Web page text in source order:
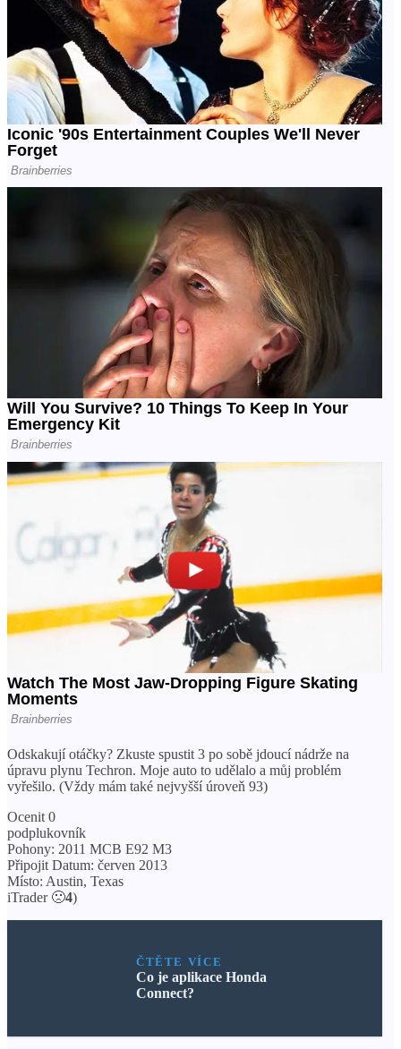
Odskakují otáčky? Zkuste spustit 3 po sobě jdoucí nádrže na
úpravu plynu Techron. Moje auto to udělalo a můj problém
vyřešilo. (Vždy mám také nejvyšší úroveň 93)
Ocenit 0
podplukovník
Pohony: 2011 MCB E92 M3
Připojit Datum: červen 2013
Místo: Austin, Texas
iTrader 🙁4)
ČTĚTE VÍCE
Co je aplikace Honda
Connect?